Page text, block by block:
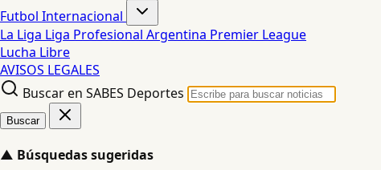
Futbol Internacional
La Liga Liga Profesional Argentina Premier League
Lucha Libre
AVISOS LEGALES
Buscar en SABES Deportes
Buscar
▲ Búsquedas sugeridas